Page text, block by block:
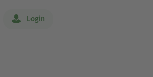
Login